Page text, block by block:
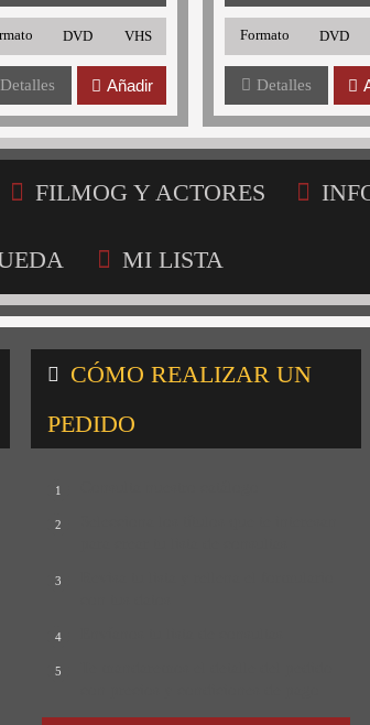
DVD VHS
Detalles Añadir
Formato DVD
Detalles
FILMOG Y ACTORES
MI LISTA
CÓMO REALIZAR UN
PEDIDO
1
2
3
4
5